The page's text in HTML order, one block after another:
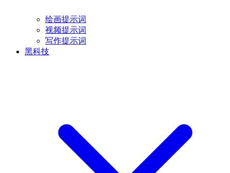
绘画提示词
视频提示词
写作提示词
黑科技